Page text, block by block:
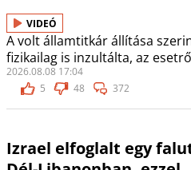
VIDEÓ
A volt államtitkár állítása
fizikailag is inzultálta, az
2026.08.08 17:04
5
48 372
Izrael elfoglalt egy